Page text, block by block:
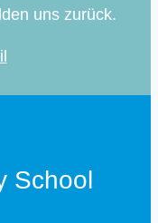
uns zurück.
School